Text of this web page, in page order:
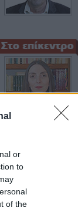
or
to
of the